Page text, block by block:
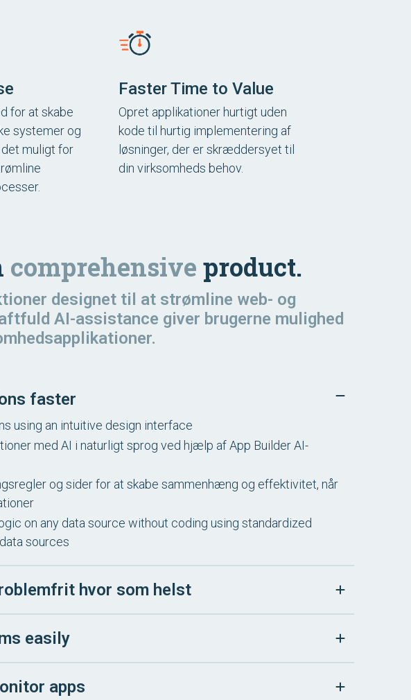
for at skabe
systemer og
muligt for
Faster Time to Value
Opret applikationer hurtigt uden
kode til hurtig implementering af
løsninger, der er skræddersyet til
din virksomheds behov.
comprehensive product.
designet til at strømline web- og
AI-assistance giver brugerne mulighed
faster
using an intuitive design interface
med AI i naturligt sprog ved hjælp af App Builder AI-
og sider for at skabe sammenhæng og effektivitet, når
on any data source without coding using standardized
sources
hvor som helst
easily
apps